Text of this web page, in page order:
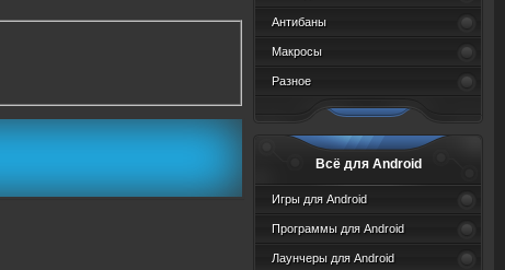
Антибаны
Макросы
Разное
Всё для Android
Игры для Android
Программы для Android
Лаунчеры для Android